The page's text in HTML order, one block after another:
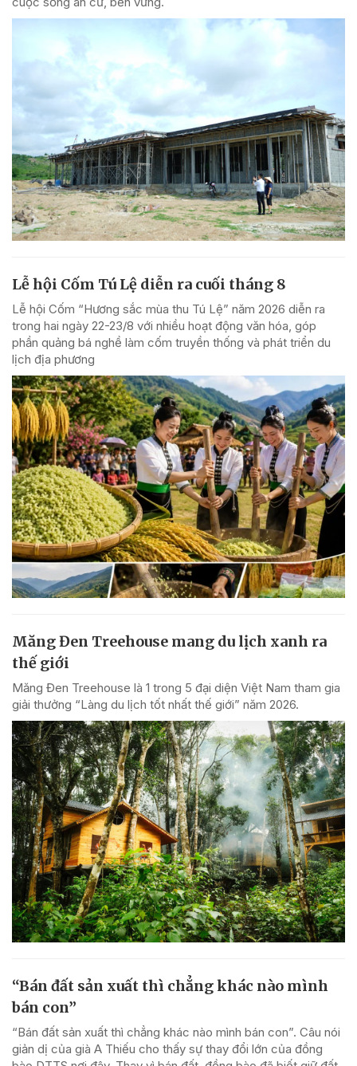
Lễ hội Cốm Tú Lệ diễn ra cuối tháng 8
Lễ hội Cốm “Hương sắc mùa thu Tú Lệ” năm 2026 diễn ra
trong hai ngày 22-23/8 với nhiều hoạt động văn hóa, góp
phần quảng bá nghề làm cốm truyền thống và phát triển du
lịch địa phương
Măng Đen Treehouse mang du lịch xanh ra
thế giới
Măng Đen Treehouse là 1 trong 5 đại diện Việt Nam tham gia
giải thưởng “Làng du lịch tốt nhất thế giới” năm 2026.
“Bán đất sản xuất thì chẳng khác nào mình
bán con”
“Bán đất sản xuất thì chẳng khác nào mình bán con”. Câu nói
giản dị của già A Thiếu cho thấy sự thay đổi lớn của đồng